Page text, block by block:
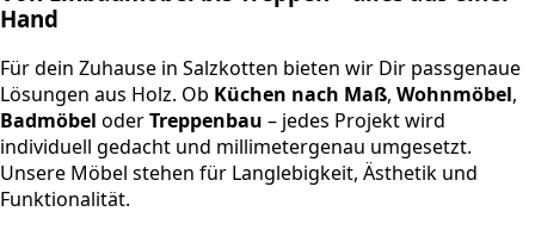
Hand
Für dein Zuhause in Salzkotten bieten wir Dir passgenaue
Lösungen aus Holz. Ob Küchen nach Maß, Wohnmöbel,
Badmöbel oderTreppenbau – jedes Projekt wird
individuell gedacht und millimetergenau umgesetzt.
Unsere Möbel stehen für Langlebigkeit, Ästhetik und
Funktionalität.